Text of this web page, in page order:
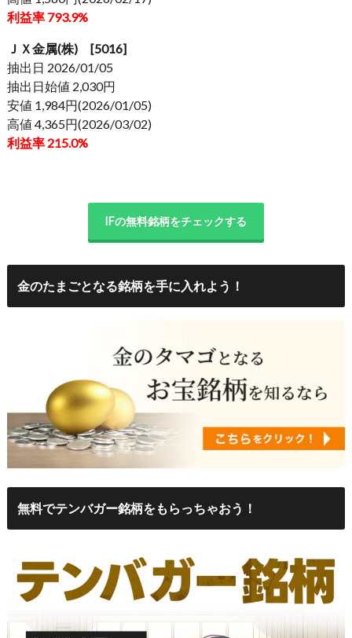
利益率 793.9%
ＪＸ金属(株) [5016]
抽出日 2026/01/05
抽出日始値 2,030円
安値 1,984円(2026/01/05)
高値 4,365円(2026/03/02)
利益率 215.0%
IFの無料銘柄をチェックする
金のたまごとなる銘柄を手に入れよう！
無料でテンバガー銘柄をもらっちゃおう！